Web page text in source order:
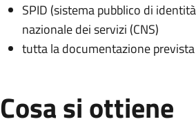
SPID (sistema pubblico di
nazionale dei servizi (CNS)
tutta la documentazione
Cosa si ottiene